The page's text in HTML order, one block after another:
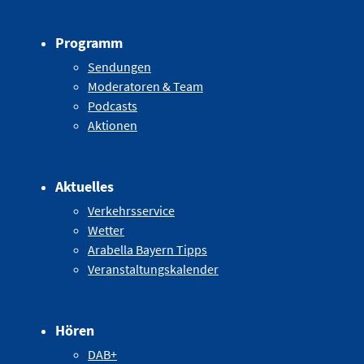
Programm
Sendungen
Moderatoren & Team
Podcasts
Aktionen
Aktuelles
Verkehrsservice
Wetter
Arabella Bayern Tipps
Veranstaltungskalender
Hören
DAB+